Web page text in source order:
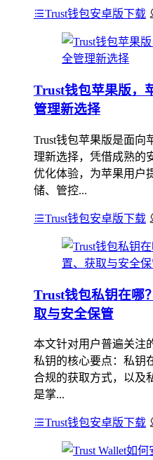
Trust钱包安卓版下载
Trust钱包苹果版，
管理新选择
Trust钱包苹果版是面向
理新选择，凭借成熟的
优化体验，为苹果用户
储、管控...
Trust钱包安卓版下载
Trust钱包私钥在哪
取与安全保管
本文针对用户普遍关注
私钥的核心要点：私钥
合规的获取方式，以及
是掌...
Trust钱包安卓版下载